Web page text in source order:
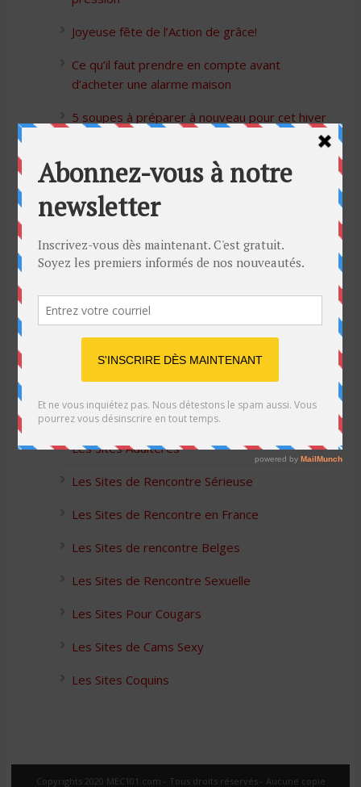
Joyeuse fête de l’Action de grâce!
Ce qu’il faut prendre en compte avant
d’acheter une alarme maison
5 soupes à préparer à nouveau pour cet hiver
5 idées cadeaux Moulinex pour votre mère
pour l’Action de Grâce
Blague de café: Une femme infidèle trompe
son mari
Listes des Sites de Rencontre
Les Sites Libertins
Les Apps pour les Couples Échangistes
Les Sites Adultères
Les Sites de Rencontre Sérieuse
Les Sites de Rencontre en France
Les Sites de rencontre Belges
Les Sites de Rencontre Sexuelle
Les Sites Pour Cougars
Les Sites de Cams Sexy
Les Sites Coquins
Copyrights 2020 MEC101.com - Tous droits réservés - Aucune copie